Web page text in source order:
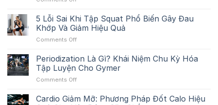
Day
Là
Gì?
Khái
Và
Tầm
Ngày
5 Lỗi Sai Khi Tập Squat Phổ Biến Gây Đau
Khớp Và Giảm Hiệu Quả
Comments Offon
Lỗi
Sai
Khi
Tập
Phổ
Periodization Là Gì? Khái Niệm Chu Kỳ Hóa
Tập Luyện Cho Gymer
Comments Offon
Là
Cardio Giảm Mỡ: Phương Pháp Đốt Calo Hiệu